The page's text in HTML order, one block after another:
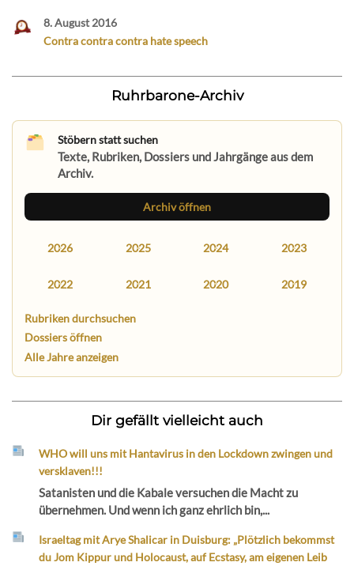
8. August 2016
Contra contra contra hate speech
Ruhrbarone-Archiv
Stöbern statt suchen
Texte, Rubriken, Dossiers und Jahrgänge aus dem
Archiv.
Archiv öffnen
2026 2025 2024 2023
2022 2021 2020 2019
Rubriken durchsuchen
Dossiers öffnen
Alle Jahre anzeigen
Dir gefällt vielleicht auch
WHO will uns mit Hantavirus in den Lockdown zwingen und
versklaven!!!
Satanisten und die Kabale versuchen die Macht zu
übernehmen. Und wenn ich ganz ehrlich bin,...
Israeltag mit Arye Shalicar in Duisburg: „Plötzlich bekommst
du Jom Kippur und Holocaust, auf Ecstasy, am eigenen Leib